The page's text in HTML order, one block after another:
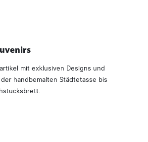
mit exklusiven Designs und
handbemalten Städtetasse bis